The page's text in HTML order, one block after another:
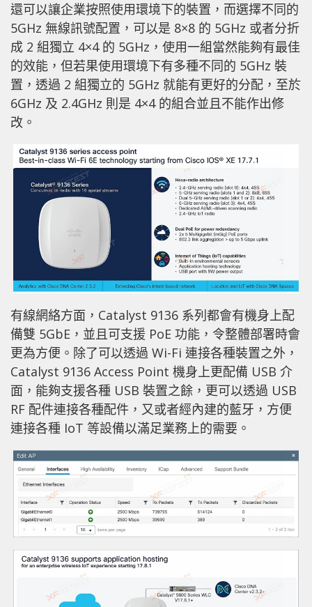
還可以讓企業按照使用環境下的裝置，而選擇不同的
5GHz 無線訊號配置，可以是 8×8 的 5GHz 或者分折
成 2 組獨立 4×4 的 5GHz，使用一組當然能夠有最佳
的效能，但若果使用環境下有多種不同的 5GHz 裝
置，透過 2 組獨立的 5GHz 就能有更好的分配，至於
6GHz 及 2.4GHz 則是 4×4 的組合並且不能作出修
改。
有線網絡方面，Catalyst 9136 系列都會有機身上配
備雙 5GbE，並且可支援 PoE 功能，令整體部署時會
更為方便。除了可以透過 Wi-Fi 連接各種裝置之外，
Catalyst 9136 Access Point 機身上更配備 USB 介
面，能夠支援各種 USB 裝置之餘，更可以透過 USB
RF 配件連接各種配件，又或者經內建的藍牙，方便
連接各種 IoT 等設備以滿足業務上的需要。